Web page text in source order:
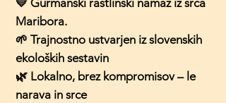
💛 Gurmanski rastlinski namaz iz srca
Maribora.
🌱 Trajnostno ustvarjen iz slovenskih
ekoloških sestavin
🌿 Lokalno, brez kompromisov – le
narava in srce